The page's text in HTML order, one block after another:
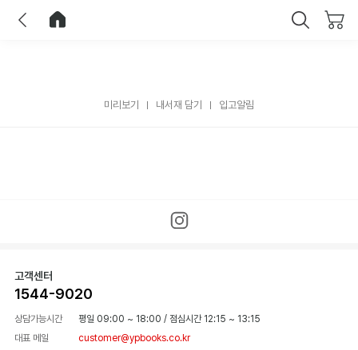
미리보기 내서재 담기 입고알림
고객센터
1544-9020
상담가능시간 평일 09:00 ~ 18:00 / 점심시간 12:15 ~ 13:15
대표 메일
customer@ypbooks.co.kr